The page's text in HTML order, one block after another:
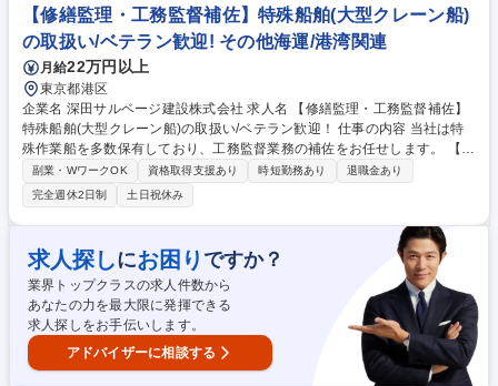
てやすいため、メリハリをつけて働ける環境です。免許取得支援制度を活
用し、大型へのステップアップも可能です。 【業務内容の変更範囲】当社
の指定する業務 募集職種 大田区【配送ドライバー】夜勤/手積みなし/創業
100年/船昌G
【修繕監理・工務監督補佐】特殊船舶(大型クレーン船)
の取扱い/ベテラン歓迎! その他海運/港湾関連
月給22万円以上
東京都港区
企業名 深田サルベージ建設株式会社 求人名 【修繕監理・工務監督補佐】
特殊船舶(大型クレーン船)の取扱い/ベテラン歓迎！ 仕事の内容 当社は特
殊作業船を多数保有しており、工務監督業務の補佐をお任せします。 【職
務詳細】■船舶管理部門の工務業務の確立■管理船舶(建造中)の就航準備■
管理船舶の保守整備計画の立案及び管理 ■■入渠工事関係業務(計画、監督
等)■船上機器、設備の不具合の予防、及び不具合発生時の対応■各種検査
対応■船用品・予備品の管理、購買(調達)チームとの連携■各種条約、法
律、技術情報の収集、周知、対応■船員への技術サポート・指導■その他工
務業務に関わること ※船内での作業および港湾区域での荷役作業は一切発
生しません。※入渠工事、検査・不具合対応、その他訪船活動で現場出張
があり、長期出張可能性有。 募集職種 【修繕監理・工務監督補佐】特殊
船舶(大型クレーン船)の取扱い/ベテラン歓迎！
副業・WワークOK 資格取得支援あり 時短勤務あり
退職金あり
完全週休2日制
土日祝休み
求人探しにお困り ですか？
業界トップクラスの求人件数から
あなたの力を最大限に発揮できる
求人探しをお手伝いします。
アドバイザーに相談する